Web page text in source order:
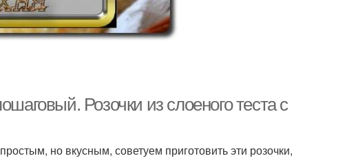
Розочки из слоеного теста с
но вкусным, советуем приготовить эти розочки,